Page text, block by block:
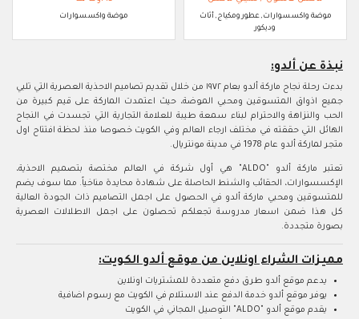
موضة واكسسوارات, عطور ومكياج, أثاث
وديكور
موضة واكسسوارات
نبذة عن ألدو:
بدءت رحلة نجاح ماركة ألدو بعام ١٩٧٢ من خلال تقديم تصاميم الاحذية العصرية التي تلبي
جميع اذواق المتسوقين ومحبي الموضة، حيث اعتمدت الماركة على قيم كبيرة من
الحب والنزاهة والاحترام لبناء سمعة طيبة للعلامة التجارية التي تجسدت في النجاح
الهائل التي حققته في مختلف ارجاء العالم وفي الكويت خصوصا منذ لحظة افتتاح اول
متجر لماركة ألدو عام 1978 في مدينة مونتريال.
تعتبر ماركة ألدو "ALDO" هي أول شركة في العالم مختصة بتصميم الاحذية،
الإكسسوارات، الحقائب والشنط الحاصلة على شهادة محايدة مناخياً. مما سوف يضم
للمتسوقين ومحبي ماركة ألدو في الحصول على اجمل التصاميم ذات الجودة العالية
كل هذا ضمن اسعار مدروسة تجعلكم تحصلون على اجمل الاطلالات العصرية
بصورة متجددة.
مميزات الشراء اونلاين من موقع ألدو الكويت:
يدعم موقع ألدو طرق دفع متعددة للمشتريات اونلاين
يوفر موقع ألدو خدمة الدفع عند الاستلام في الكويت مع رسوم اضافية
يقدم موقع ألدو "ALDO" التوصيل المجاني في الكويت